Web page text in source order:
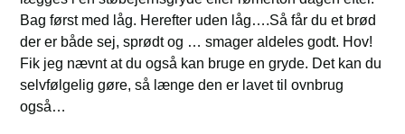
Bag først med låg. Herefter uden låg….Så får du et brød
der er både sej, sprødt og … smager aldeles godt. Hov!
Fik jeg nævnt at du også kan bruge en gryde. Det kan du
selvfølgelig gøre, så længe den er lavet til ovnbrug
også…